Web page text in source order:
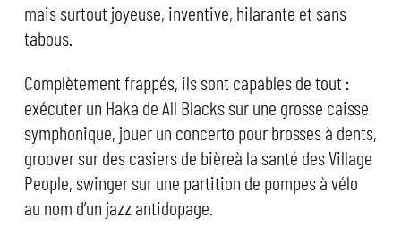
mais surtout joyeuse, inventive, hilarante et sans
tabous.
Complètement frappés, ils sont capables de tout :
exécuter un Haka de All Blacks sur une grosse caisse
symphonique, jouer un concerto pour brosses à dents,
groover sur des casiers de bièreà la santé des Village
People, swinger sur une partition de pompes à vélo
au nom d’un jazz antidopage.